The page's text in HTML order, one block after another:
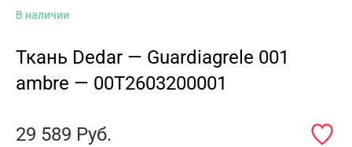
В наличии
Ткань Dedar — Guardiagrele 001
ambre — 00T2603200001
29 589 Руб.